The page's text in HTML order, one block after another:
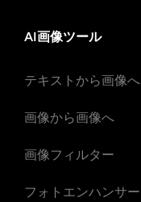
AI画像ツール
テキストから画像へ
画像から画像へ
画像フィルター
フォトエンハンサー